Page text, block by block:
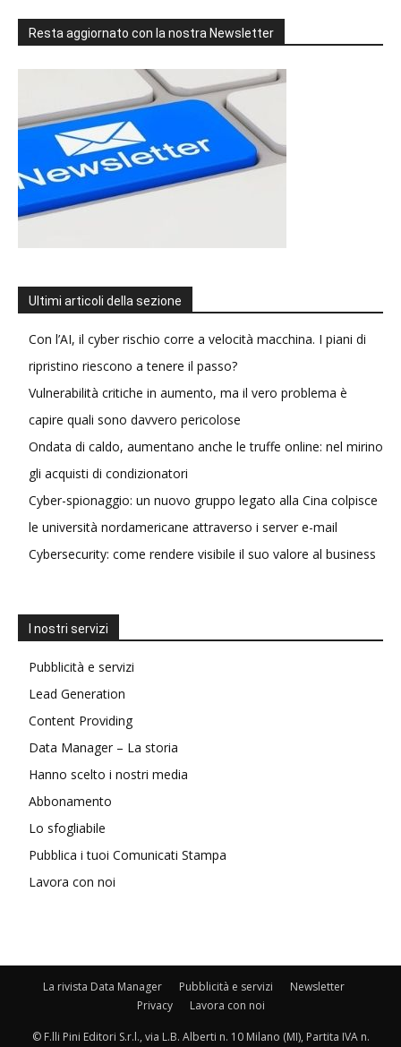
Resta aggiornato con la nostra Newsletter
Ultimi articoli della sezione
Con l’AI, il cyber rischio corre a velocità macchina. I piani di
ripristino riescono a tenere il passo?
Vulnerabilità critiche in aumento, ma il vero problema è
capire quali sono davvero pericolose
Ondata di caldo, aumentano anche le truffe online: nel mirino
gli acquisti di condizionatori
Cyber-spionaggio: un nuovo gruppo legato alla Cina colpisce
le università nordamericane attraverso i server e-mail
Cybersecurity: come rendere visibile il suo valore al business
I nostri servizi
Pubblicità e servizi
Lead Generation
Content Providing
Data Manager – La storia
Hanno scelto i nostri media
Abbonamento
Lo sfogliabile
Pubblica i tuoi Comunicati Stampa
Lavora con noi
La rivista Data Manager Pubblicità e servizi
Newsletter
Privacy
Lavora con noi
© F.lli Pini Editori S.r.l., via L.B. Alberti n. 10 Milano (MI), Partita IVA n.